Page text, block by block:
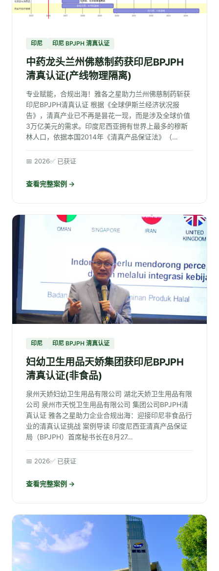
印尼 印尼 BPJPH 清真认证
中药龙头兰州佛慈制药获印尼BPJPH
清真认证(产线物理隔离)
专业赋能，合规出海！雅各之星助力兰州佛慈制药斩获
印尼BPJPH清真认证 根据《全球伊斯兰经济状况报
告》，清真产业已不再是昙花一现，而是涉及全球价值
3万亿美元的需求。印度尼西亚拥有世界上最多的穆斯
林人口，依据本国2014年《清真产品保证法》（…
📅 2026✅ 已获证
查看完整案例 →
印尼 印尼 BPJPH 清真认证
妇幼卫生用品天娇集团获印尼BPJPH
清真认证(非食品)
泉州天娇妇幼卫生用品有限公司 湖北天娇卫生用品有限
公司 泉州市天悦卫生用品有限公司 集团公司BPJPH清
真认证 雅各之星助力企业合规出海：迎接印尼非食品行
业的清真认证挑战 案例导读 印度尼西亚清真产品保证
局（BPJPH）首席秘书长在8月27…
📅 2026✅ 已获证
查看完整案例 →